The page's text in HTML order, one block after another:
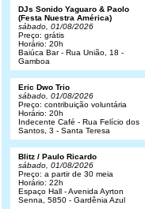
DJs Sonido Yaguaro & Paolo
(Festa Nuestra América)
sábado, 01/08/2026
Preço: grátis
Horário: 20h
Baiúca Bar - Rua União, 18 -
Gamboa
Eric Dwo Trio
sábado, 01/08/2026
Preço: contribuição voluntária
Horário: 20h
Indecente Café - Rua Felício dos
Santos, 3 - Santa Teresa
Blitz / Paulo Ricardo
sábado, 01/08/2026
Preço: a partir de 30 meia
Horário: 22h
Espaço Hall - Avenida Ayrton
Senna, 5850 - Gardênia Azul